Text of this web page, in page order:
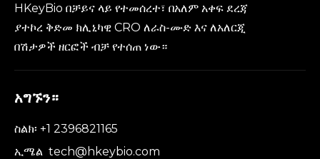
HKeyBio በቻይና ላይ የተመሰረተ፣ በአለም አቀፍ ደረጃ
ያተኮረ ቅድመ ክሊኒካዊ CRO ለራስ-ሙድ እና ለአለርጂ
በሽታዎች ዘርፎች ብቻ የተሰጠ ነው።
አግኙን።
ስልክ፡ +1 2396821165
ኢሜል tech@hkeybio.com